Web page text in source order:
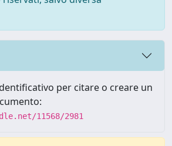
per citare o creare un
11568/2981